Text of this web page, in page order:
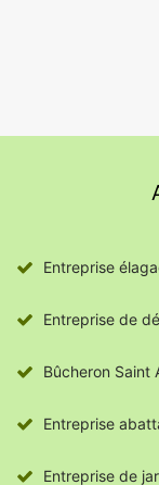
Entreprise
Entreprise de
Bûcheron Saint
Entreprise
Entreprise de